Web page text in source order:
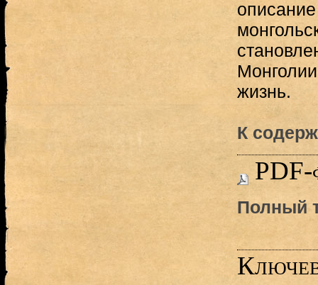
жизнь.
К
PDF-
Полный